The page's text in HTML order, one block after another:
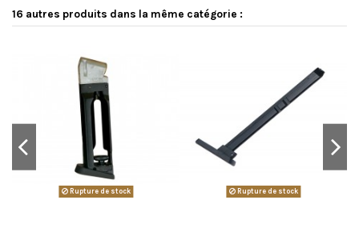
16 autres produits dans la même catégorie :
Rupture de stock Rupture de stock